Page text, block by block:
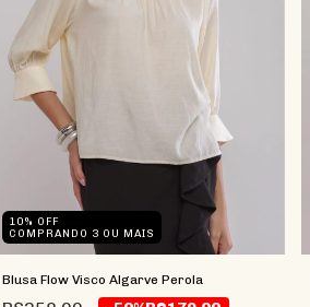
10% OFF
COMPRANDO 3 OU MAIS
Blusa Flow Visco Algarve Perola